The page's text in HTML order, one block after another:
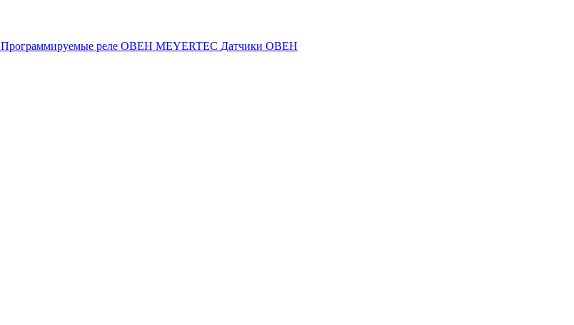
Программируемые реле ОВЕН MEYERTEC Датчики ОВЕН